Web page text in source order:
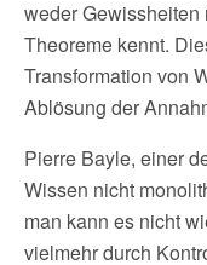
weder Gewissheiten
Theoreme kennt.
Transformation von
Ablösung der
Pierre Bayle, einer
Wissen nicht
man kann es nicht
vielmehr durch